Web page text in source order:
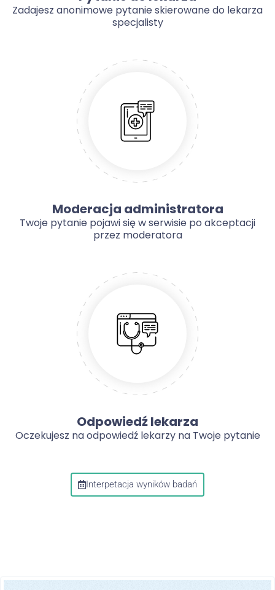
Zadajesz anonimowe pytanie skierowane do lekarza
specjalisty
Moderacja administratora
Twoje pytanie pojawi się w serwisie po akceptacji
przez moderatora
Odpowiedź lekarza
Oczekujesz na odpowiedź lekarzy na Twoje pytanie
Interpetacja wyników badań